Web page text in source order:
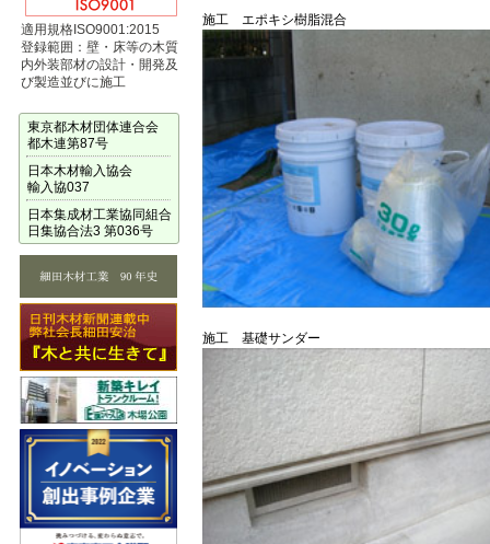
適用規格ISO9001:2015
登録範囲：壁・床等の木質
内外装部材の設計・開発及
び製造並びに施工
東京都木材団体連合会
都木連第87号
日本木材輸入協会
輸入協037
日本集成材工業協同組合
日集協合法3 第036号
施工 エポキシ樹脂混合
施工 基礎サンダー